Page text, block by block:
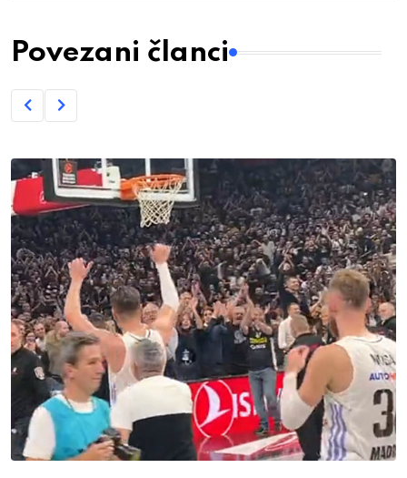
Povezani članci